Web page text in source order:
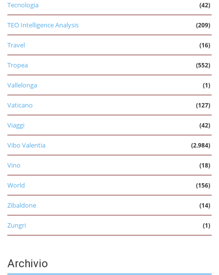
Tecnologia (42)
TEO Intelligence Analysis (209)
Travel (16)
Tropea (552)
Vallelonga (1)
Vaticano (127)
Viaggi (42)
Vibo Valentia (2.984)
Vino (18)
World (156)
Zibaldone (14)
Zungri (1)
Archivio